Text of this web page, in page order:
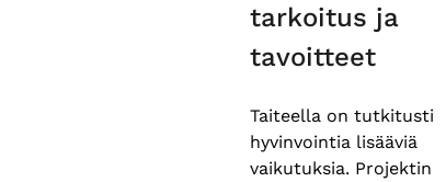
tarkoitus ja
tavoitteet
Taiteella on tutkitusti
hyvinvointia lisääviä
vaikutuksia. Projektin